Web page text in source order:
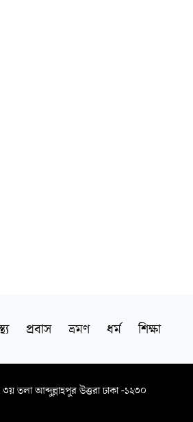
প্রবাস ভ্রমণ ধর্ম শিক্ষা
৩য় তলা আব্দুল্লাহপুর উত্তরা ঢাকা -১২৩০